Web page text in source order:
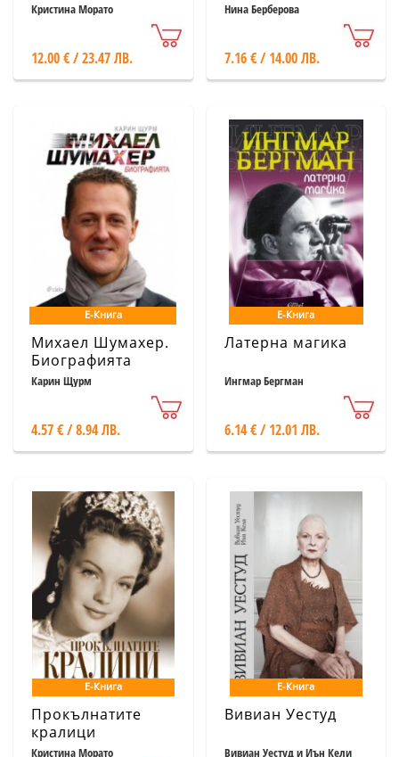
Кристина Морато
12.00 € / 23.47 ЛВ.
Нина Берберова
7.16 € / 14.00 ЛВ.
Е-Книга
Михаел Шумахер.
Биографията
Карин Щурм
4.57 € / 8.94 ЛВ.
Е-Книга
Латерна магика
Ингмар Бергман
6.14 € / 12.01 ЛВ.
Е-Книга
Прокълнатите
кралици
Кристина Морато
Е-Книга
Вивиан Уестуд
Вивиан Уестуд и Иън Кели